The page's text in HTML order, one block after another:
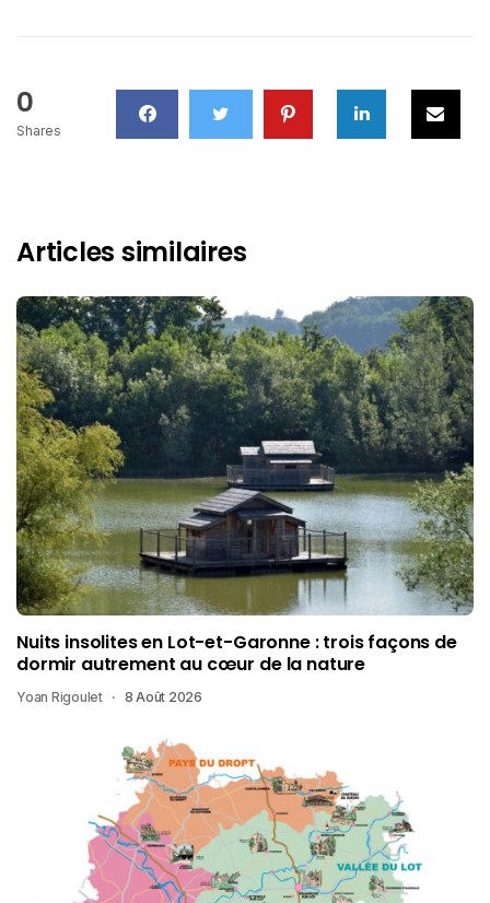
0
Shares
Articles similaires
Nuits insolites en Lot-et-Garonne : trois façons de
dormir autrement au cœur de la nature
Yoan Rigoulet 8 Août 2026